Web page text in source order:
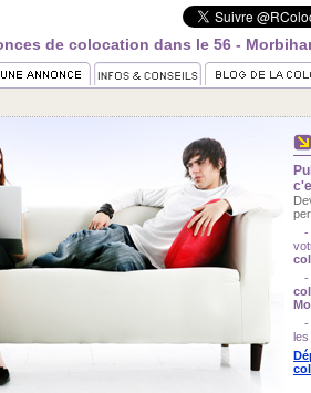
de colocation dans le 56 -
-
-
-
les